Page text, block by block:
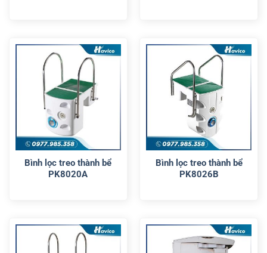
Bình lọc treo thành bể
PK8020A
Bình lọc treo thành bể
PK8026B